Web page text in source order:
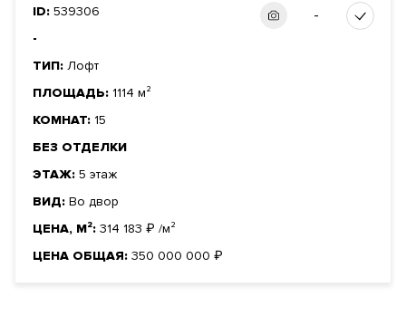
ID: 539306
-
ТИП: Лофт
ПЛОЩАДЬ: 1114 м²
КОМНАТ: 15
БЕЗ ОТДЕЛКИ
ЭТАЖ: 5 этаж
ВИД: Во двор
ЦЕНА, М²: 314 183 ₽ /м²
ЦЕНА ОБЩАЯ: 350 000 000 ₽
-